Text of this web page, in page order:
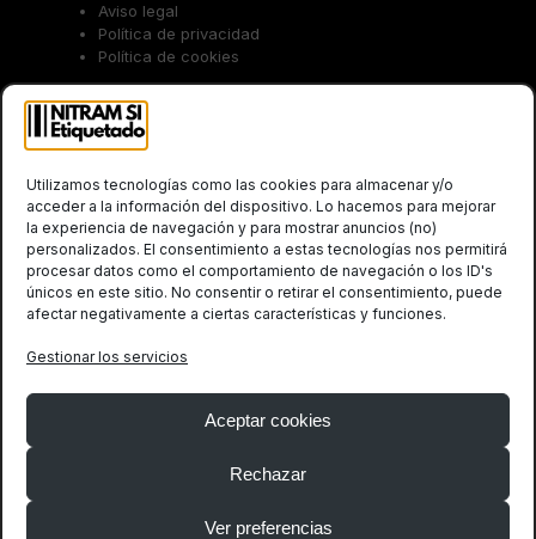
Utilizamos tecnologías como las cookies para almacenar y/o
acceder a la información del dispositivo. Lo hacemos para mejorar
la experiencia de navegación y para mostrar anuncios (no)
personalizados. El consentimiento a estas tecnologías nos permitirá
procesar datos como el comportamiento de navegación o los ID's
únicos en este sitio. No consentir o retirar el consentimiento, puede
afectar negativamente a ciertas características y funciones.
Gestionar los servicios
Aceptar cookies
Rechazar
Ver preferencias
Aviso legal
Política de privacidad
Política de cookies
Trabaja con nosotros
Social
Twitter
(deprecated)
LinkedIn